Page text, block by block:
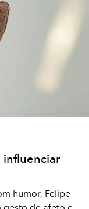
influenciar
humor, Felipe